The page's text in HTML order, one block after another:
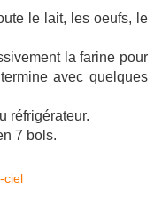
le lait, les oeufs, le
la farine pour
avec quelques
réfrigérateur.
7 bols.